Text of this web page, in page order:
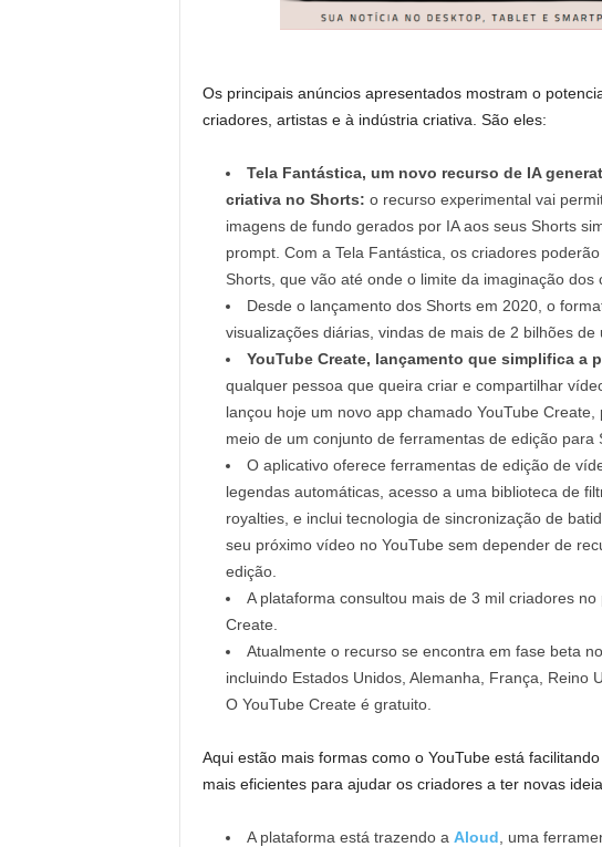
Os principais anúncios apresentados mostram o
criadores, artistas e à indústria criativa. São eles:
Tela Fantástica, um novo recurso de IA
criativa no Shorts: o recurso experimental vai
imagens de fundo gerados por IA aos seus Shorts
prompt. Com a Tela Fantástica, os criadores
Shorts, que vão até onde o limite da imaginação dos
Desde o lançamento dos Shorts em 2020, o
visualizações diárias, vindas de mais de 2 bilhões de
YouTube Create, lançamento que simplifica a
qualquer pessoa que queira criar e compartilhar
lançou hoje um novo app chamado YouTube
meio de um conjunto de ferramentas de edição para
O aplicativo oferece ferramentas de edição de
legendas automáticas, acesso a uma biblioteca de
royalties, e inclui tecnologia de sincronização de
seu próximo vídeo no YouTube sem depender de
edição.
A plataforma consultou mais de 3 mil criadores
Create.
Atualmente o recurso se encontra em fase beta
incluindo Estados Unidos, Alemanha, França, Reino
O YouTube Create é gratuito.
Aqui estão mais formas como o YouTube está
mais eficientes para ajudar os criadores a ter novas
A plataforma está trazendo a Aloud , uma